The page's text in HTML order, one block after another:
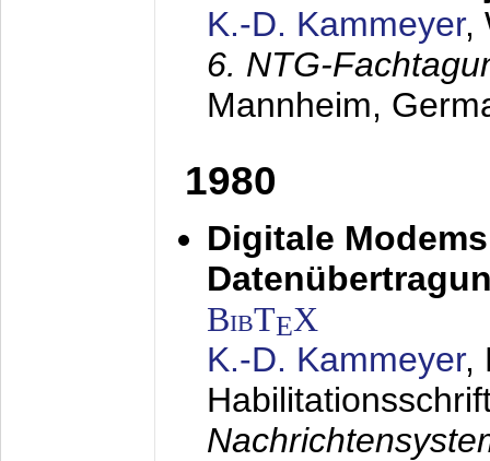
K.-D. Kammeyer,
6. NTG-
Mannheim,
1980
Digitale
BibTEX
K.-D. Kammeyer,